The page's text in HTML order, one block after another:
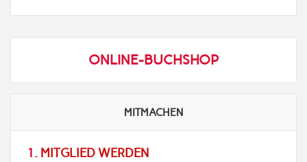
ONLINE-BUCHSHOP
MITMACHEN
1. MITGLIED WERDEN